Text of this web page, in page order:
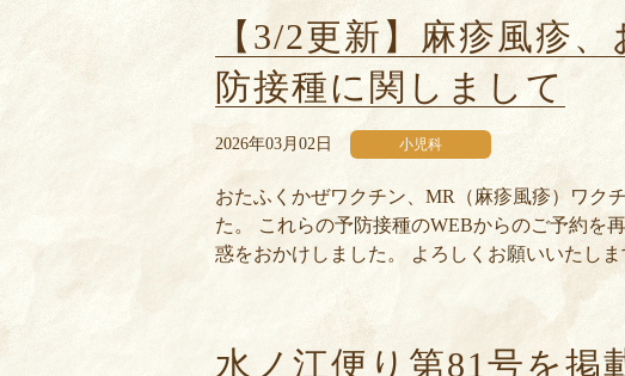
【3/2更新】麻疹風疹
防接種に関しまして
2026年03月02日 小児科
おたふくかぜワクチン、MR（麻疹風疹）ワク
た。 これらの予防接種のWEBからのご予約を
惑をおかけしました。 よろしくお願いいたし
水ノ江便り第81号を掲